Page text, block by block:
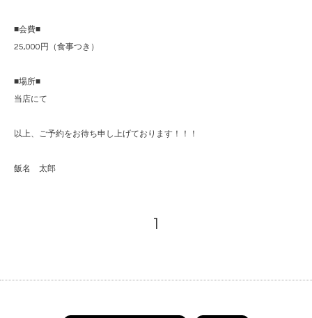
■会費■
25,000円（食事つき）
■場所■
当店にて
以上、ご予約をお待ち申し上げております！！！
飯名 太郎
1